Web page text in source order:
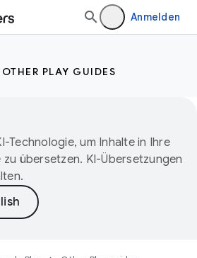
Anmelden
OTHER PLAY GUIDES
Technologie, um Inhalte in Ihre
übersetzen. KI-Übersetzungen